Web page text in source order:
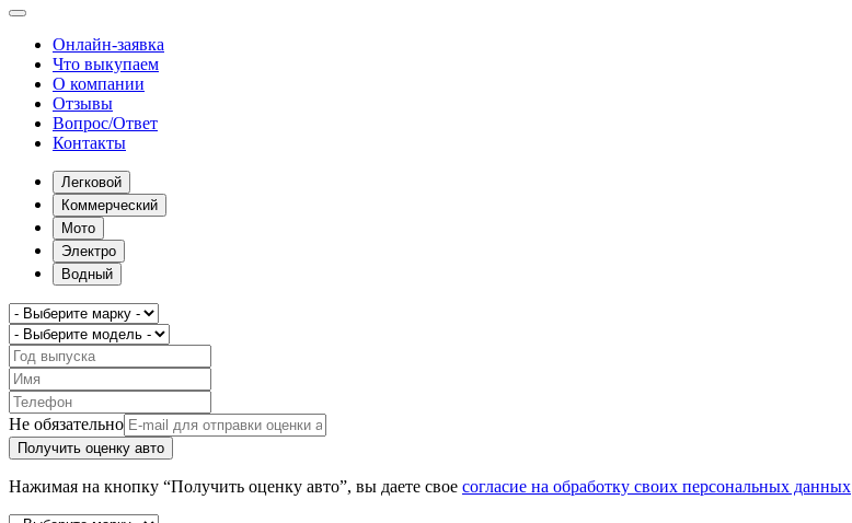
Онлайн-заявка
Что выкупаем
О компании
Отзывы
Вопрос/Ответ
Контакты
Легковой
Коммерческий
Мото
Электро
Водный
Не обязательно
Получить оценку авто
Нажимая на кнопку “Получить оценку авто”, вы даете свое согласие на обработку своих персональных данных